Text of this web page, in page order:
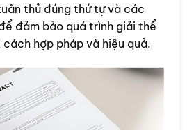
thủ đúng thứ tự và các
đảm bảo quá trình giải thể
hợp pháp và hiệu quả.